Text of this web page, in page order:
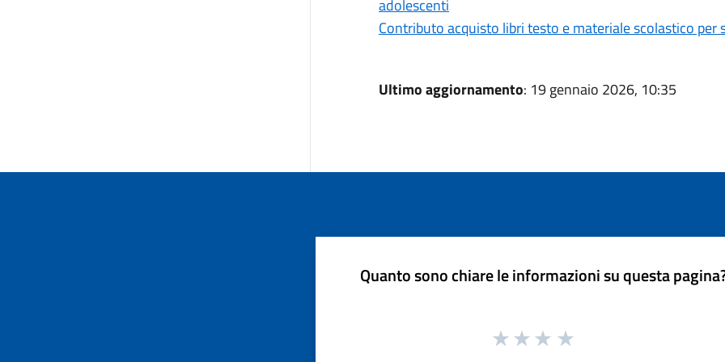
adolescenti
Contributo acquisto libri testo e materiale scolastico
Ultimo aggiornamento: 19 gennaio 2026, 10:35
Quanto sono chiare le informazioni su questa